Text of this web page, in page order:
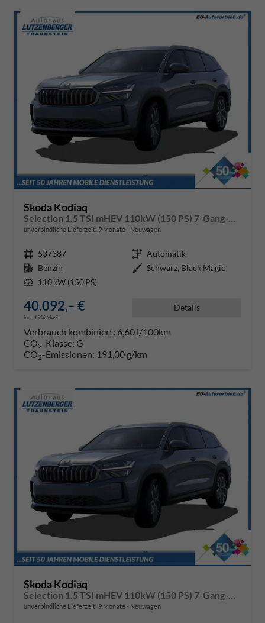
Skoda Kodiaq
unverbindliche Lieferzeit: 9 Monate Neuwagen
Fahrzeugnr. 537387 Getriebe Automatik
Kraftstoff Benzin Außenfarbe Schwarz, Black Magic
Leistung 110 kW (150 PS)
40.092,– €
incl. 19% MwSt.
Details
Verbrauch kombiniert: 6,60 l/100km
CO2-Klasse: G
CO2-Emissionen: 191,00 g/km
Skoda Kodiaq
unverbindliche Lieferzeit: 9 Monate Neuwagen